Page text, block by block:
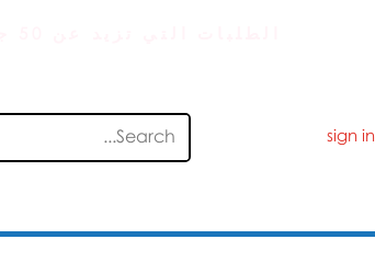
sign in